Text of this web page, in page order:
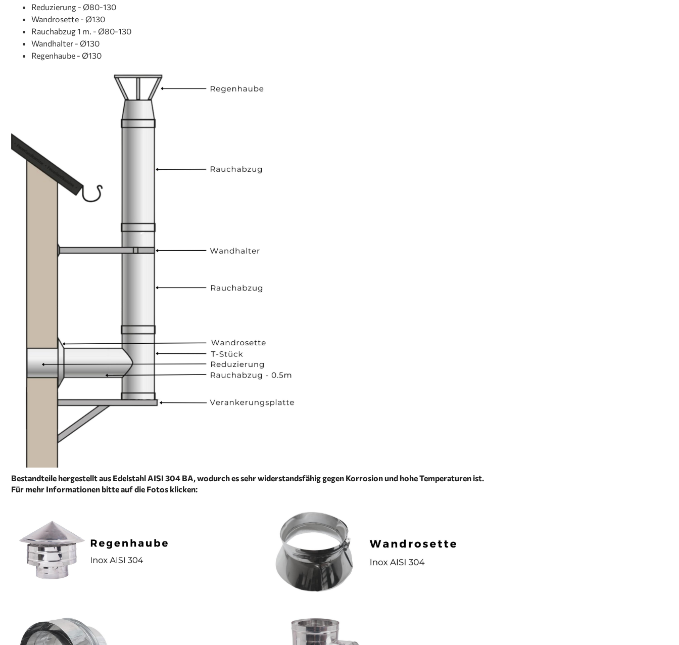
Reduzierung - Ø80-130
Wandrosette - Ø130
Rauchabzug1 m. - Ø80-130
Wandhalter - Ø130
Regenhaube - Ø130
Bestandteile hergestellt aus Edelstahl AISI 304 BA, wodurch es sehr widerstandsfähig gegen Korrosion und hohe Temperaturen ist.
Für mehr Informationen bitte auf die Fotos klicken: